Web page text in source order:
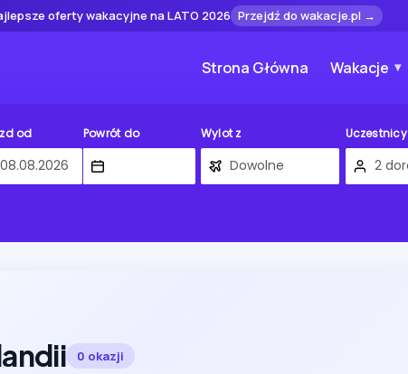
oferty wakacyjne na LATO 2026 Przejdź do wakacje.pl →
Strona Główna Wakacje
od Powrót do Wylot z Uczestnicy
0 okazji